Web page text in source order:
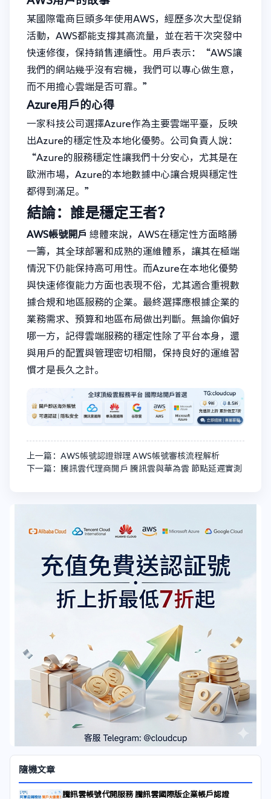
某國際電商巨頭多年使用AWS，經歷多次大型促銷
活動，AWS都能支撐其高流量，並在若干次突發中
快速修復，保持銷售連續性。用戶表示：“AWS讓
我們的網站幾乎沒有宕機，我們可以專心做生意，
而不用擔心雲端是否可靠。”
Azure用戶的心得
一家科技公司選擇Azure作為主要雲端平臺，反映
出Azure的穩定性及本地化優勢。公司負責人說：
“Azure的服務穩定性讓我們十分安心，尤其是在
歐洲市場，Azure的本地數據中心讓合規與穩定性
都得到滿足。”
結論：誰是穩定王者？
AWS帳號開戶 總體來說，AWS在穩定性方面略勝
一籌，其全球部署和成熟的運維體系，讓其在極端
情況下仍能保持高可用性。而Azure在本地化優勢
與快速修復能力方面也表現不俗，尤其適合重視數
據合規和地區服務的企業。最終選擇應根據企業的
業務需求、預算和地區布局做出判斷。無論你偏好
哪一方，記得雲端服務的穩定性除了平台本身，還
與用戶的配置與管理密切相關，保持良好的運維習
慣才是長久之計。
上一篇：AWS帳號認證辦理 AWS帳號審核流程解析
下一篇：騰訊雲代理商開戶 騰訊雲與華為雲 節點延遲實測
隨機文章
騰訊雲帳號代開服務 騰訊雲國際版企業帳戶認證